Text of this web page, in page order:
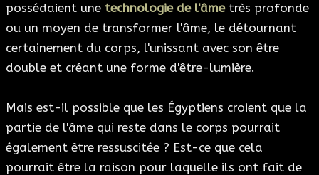
possédaient une technologie de l'âmetrès profonde
ou un moyen de transformer l'âme, le détournant
certainement du corps, l'unissant avec son être
double et créant une forme d'être-lumière.
Mais est-il possible que les Égyptiens croient que la
partie de l'âme qui reste dans le corps pourrait
également être ressuscitée ? Est-ce que cela
pourrait être la raison pour laquelle ils ont fait de